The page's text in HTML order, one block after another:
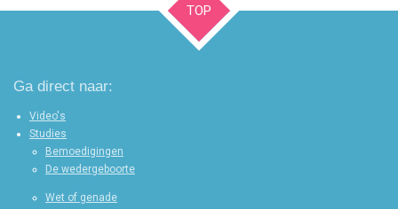
TOP
Ga direct naar:
Video's
Studies
Bemoedigingen
De wedergeboorte
Wet of genade